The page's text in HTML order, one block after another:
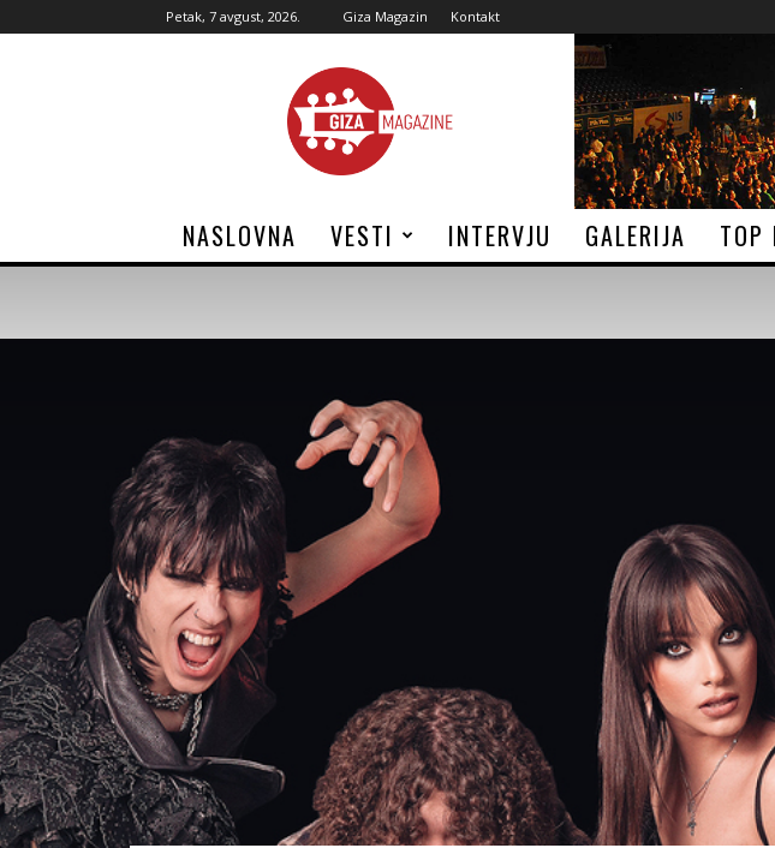
Petak, 7 avgust, 2026. Giza Magazin Kontakt
Magazine
NASLOVNA VESTI INTERVJU GALERIJA TOP